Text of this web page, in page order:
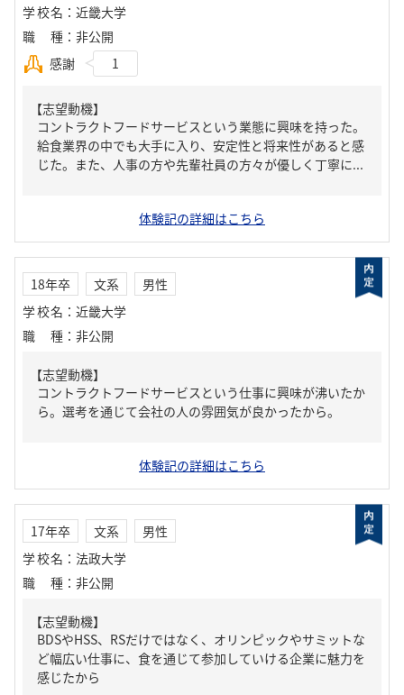
学校名 ： 近畿大学
職種 ： 非公開
感謝
1
【志望動機】
コントラクトフードサービスという業態に興味を持った。
給食業界の中でも大手に入り、安定性と将来性があると感
じた。また、人事の方や先輩社員の方々が優しく丁寧に...
体験記の詳細はこちら
18年卒 文系
男性
学校名 ： 近畿大学
職種 ： 非公開
【志望動機】
コントラクトフードサービスという仕事に興味が沸いたか
ら。選考を通じて会社の人の雰囲気が良かったから。
体験記の詳細はこちら
17年卒 文系
男性
学校名 ： 法政大学
職種 ： 非公開
【志望動機】
BDSやHSS、RSだけではなく、オリンピックやサミットな
ど幅広い仕事に、食を通じて参加していける企業に魅力を
感じたから